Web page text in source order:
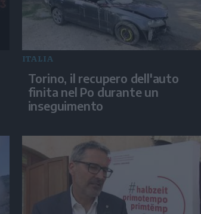
ITALIA
Torino, il recupero dell'auto
finita nel Po durante un
inseguimento